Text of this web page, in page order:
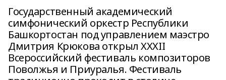
Государственный академический
симфонический оркестр Республики
Башкортостан под управлением маэстро
Дмитрия Крюкова открыл XXXII
Всероссийский фестиваль композиторов
Поволжья и Приуралья. Фестиваль